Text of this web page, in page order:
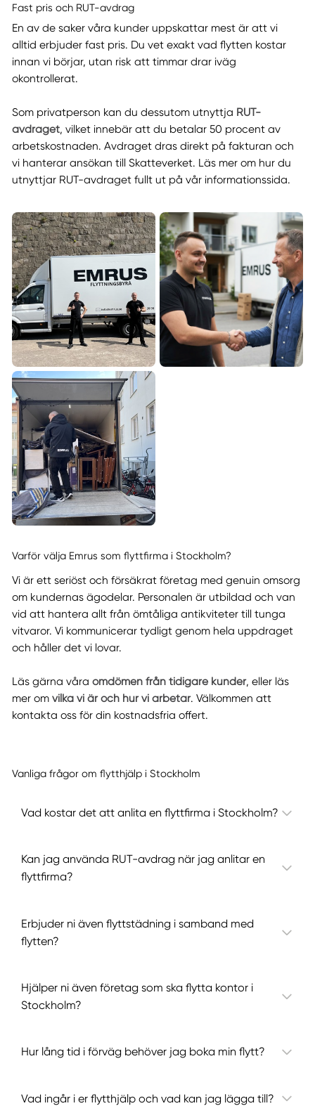
Fast pris och RUT-avdrag
En av de saker våra kunder uppskattar mest är att vi
alltid erbjuder fast pris. Du vet exakt vad flytten kostar
innan vi börjar, utan risk att timmar drar iväg
okontrollerat.
Som privatperson kan du dessutom utnyttja RUT-
avdraget, vilket innebär att du betalar 50 procent av
arbetskostnaden. Avdraget dras direkt på fakturan och
vi hanterar ansökan till Skatteverket. Läs mer om hur du
utnyttjar RUT-avdraget fullt ut på vår informationssida.
Varför välja Emrus som flyttfirma i Stockholm?
Vi är ett seriöst och försäkrat företag med genuin omsorg
om kundernas ägodelar. Personalen är utbildad och van
vid att hantera allt från ömtåliga antikviteter till tunga
vitvaror. Vi kommunicerar tydligt genom hela uppdraget
och håller det vi lovar.
Läs gärna våra omdömen från tidigare kunder, eller läs
mer om vilka vi är och hur vi arbetar. Välkommen att
kontakta oss för din kostnadsfria offert.
Vanliga frågor om flytthjälp i Stockholm
Vad kostar det att anlita en flyttfirma i Stockholm?
Kan jag använda RUT-avdrag när jag anlitar en
flyttfirma?
Erbjuder ni även flyttstädning i samband med
flytten?
Hjälper ni även företag som ska flytta kontor i
Stockholm?
Hur lång tid i förväg behöver jag boka min flytt?
Vad ingår i er flytthjälp och vad kan jag lägga till?